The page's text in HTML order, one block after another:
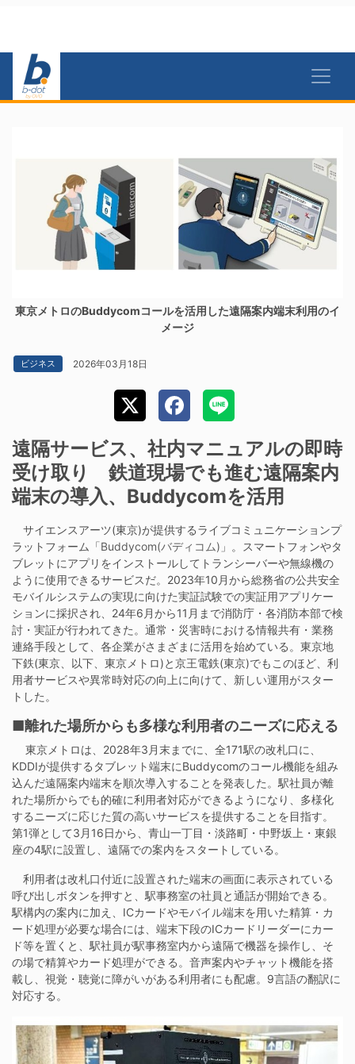
東京メトロのBuddycomコールを活用した遠隔案内端末利用のイ
メージ
ビジネス 2026年03月18日
遠隔サービス、社内マニュアルの即時
受け取り 鉄道現場でも進む遠隔案内
端末の導入、Buddycomを活用
サイエンスアーツ(東京)が提供するライブコミュニケーションプ
ラットフォーム「Buddycom(バディコム) 」。スマートフォンやタ
ブレットにアプリをインストールしてトランシーバーや無線機の
ように使用できるサービスだ。2023年10月から総務省の公共安全
モバイルシステムの実現に向けた実証試験での実証用アプリケー
ションに採択され、24年6月から11月まで消防庁・各消防本部で検
討・実証が行われてきた。通常・災害時における情報共有・業務
連絡手段として、各企業がさまざまに活用を始めている。東京地
下鉄(東京、以下、東京メトロ)と京王電鉄(東京)でもこのほど、利
用者サービスや異常時対応の向上に向けて、新しい運用がスター
トした。
■離れた場所からも多様な利用者のニーズに応える
東京メトロは、2028年3月末までに、全171駅の改札口に、
KDDIが提供するタブレット端末にBuddycomのコール機能を組み
込んだ遠隔案内端末を順次導入することを発表した。駅社員が離
れた場所からでも的確に利用者対応ができるようになり、多様化
するニーズに応じた質の高いサービスを提供することを目指す。
第1弾として3月16日から、青山一丁目・淡路町・中野坂上・東銀
座の4駅に設置し、遠隔での案内をスタートしている。
利用者は改札口付近に設置された端末の画面に表示されている
呼び出しボタンを押すと、駅事務室の社員と通話が開始できる。
駅構内の案内に加え、ICカードやモバイル端末を用いた精算・カ
ード処理が必要な場合には、端末下段のICカードリーダーにカー
ド等を置くと、駅社員が駅事務室内から遠隔で機器を操作し、そ
の場で精算やカード処理ができる。音声案内やチャット機能を搭
載し、視覚・聴覚に障がいがある利用者にも配慮。9言語の翻訳に
対応する。